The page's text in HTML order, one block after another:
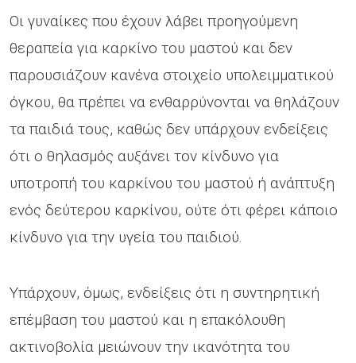
Οι γυναίκες που έχουν λάβει προηγούμενη
θεραπεία για καρκίνο του μαστού και δεν
παρουσιάζουν κανένα στοιχείο υπολειμματικού
όγκου, θα πρέπει να ενθαρρύνονται να θηλάζουν
τα παιδιά τους, καθώς δεν υπάρχουν ενδείξεις
ότι ο θηλασμός αυξάνει τον κίνδυνο για
υποτροπή του καρκίνου του μαστού ή ανάπτυξη
ενός δεύτερου καρκίνου, ούτε ότι φέρει κάποιο
κίνδυνο για την υγεία του παιδιού.
Υπάρχουν, όμως, ενδείξεις ότι η συντηρητική
επέμβαση του μαστού και η επακόλουθη
ακτινοβολία μειώνουν την ικανότητα του